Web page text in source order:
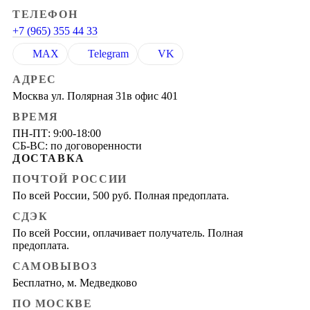
ТЕЛЕФОН
+7 (965) 355 44 33
MAX
Telegram VK
АДРЕС
Москва ул. Полярная 31в офис 401
ВРЕМЯ
ПН-ПТ: 9:00-18:00
СБ-ВС: по договоренности
ДОСТАВКА
ПОЧТОЙ РОССИИ
По всей России, 500 руб. Полная предоплата.
СДЭК
По всей России, оплачивает получатель. Полная
предоплата.
САМОВЫВОЗ
Бесплатно, м. Медведково
ПО МОСКВЕ